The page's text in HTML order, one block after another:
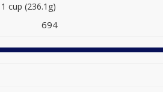
1 cup (236.1g)
694